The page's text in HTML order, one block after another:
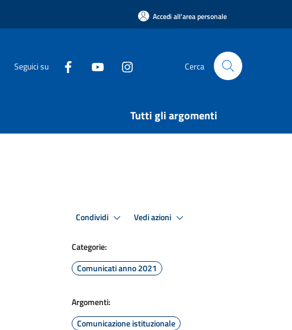
Accedi all'area personale
Seguici su Cerca
Tutti gli argomenti
Condividi Vedi azioni
Categorie:
Comunicati anno 2021
Argomenti:
Comunicazione istituzionale